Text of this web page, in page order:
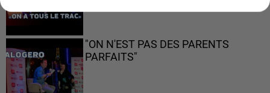
"ON N'EST PAS DES PARENTS
PARFAITS"